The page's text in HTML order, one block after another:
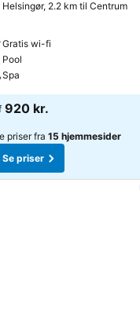
Helsingør, 2.2 km til Centrum
Gratis wi-fi
Pool
Spa
920 kr.
priser fra 15 hjemmesider
Se priser